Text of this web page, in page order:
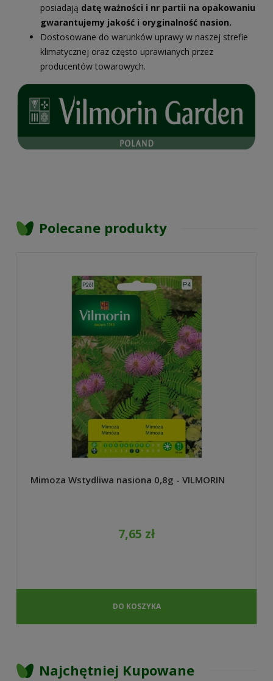
posiadają datę ważności i nr partii na opakowaniu
gwarantujemy jakość i oryginalność nasion.
Dostosowane do warunków uprawy w naszej strefie
klimatycznej oraz często uprawianych przez
producentów towarowych.
Polecane produkty
Mimoza Wstydliwa nasiona 0,8g - VILMORIN
7,65 zł
DO KOSZYKA
Najchętniej Kupowane